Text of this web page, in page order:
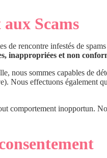
Scams
de rencontre infestés de
inappropriées et non
nous sommes capables de
Nous effectuons également
comportement inopportun.